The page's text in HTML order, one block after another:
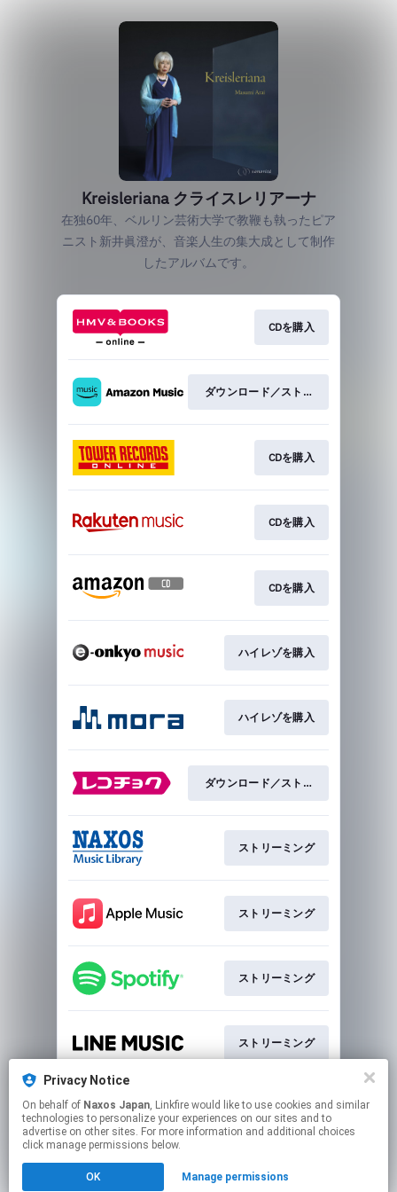
Kreisleriana クライスレリアーナ
在独60年、ベルリン芸術大学で教鞭も執ったピア
ニスト新井眞澄が、音楽人生の集大成として制作
したアルバムです。
CDを購入
ダウンロード／ストリーミング
CDを購入
CDを購入
CDを購入
ハイレゾを購入
ハイレゾを購入
ダウンロード／ストリーミング
ストリーミング
ストリーミング
ストリーミング
ストリーミング
ストリーミング
Privacy Notice
On behalf of Naxos Japan, Linkfire would like to use cookies and similar
technologies to personalize your experiences on our sites and to
advertise on other sites. For more information and additional choices
click manage permissions below.
OK Manage permissions